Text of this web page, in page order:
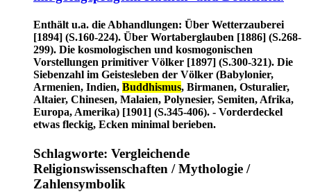
Enthält u.a. die Abhandlungen: Über Wetterzauberei
[1894] (S.160-224). Über Wortaberglauben [1886] (S.268-
299). Die kosmologischen und kosmogonischen
Vorstellungen primitiver Völker [1897] (S.300-321). Die
Siebenzahl im Geistesleben der Völker (Babylonier,
Armenien, Indien, Buddhismus, Birmanen, Osturalier,
Altaier, Chinesen, Malaien, Polynesier, Semiten, Afrika,
Europa, Amerika) [1901] (S.345-406). - Vorderdeckel
etwas fleckig, Ecken minimal berieben.
Schlagworte: Vergleichende
Religionswissenschaften / Mythologie /
Zahlensymbolik